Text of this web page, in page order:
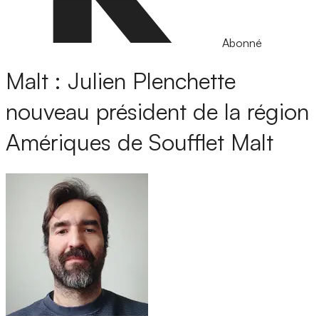
Abonné
Malt : Julien Plenchette
nouveau président de la région
Amériques de Soufflet Malt